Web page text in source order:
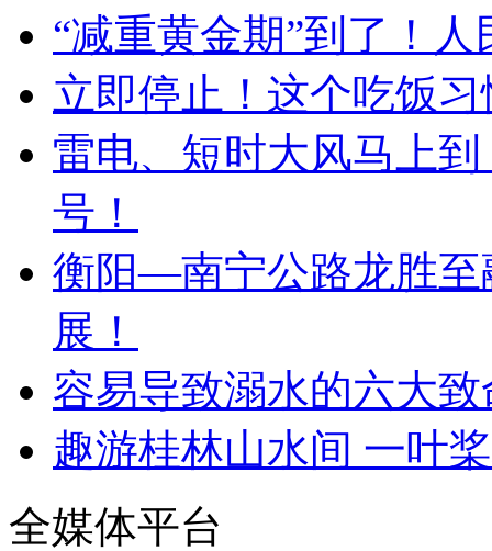
“减重黄金期”到了！
立即停止！这个吃饭
雷电、短时大风马上
号！
衡阳—南宁公路龙胜至
展！
容易导致溺水的六大
趣游桂林山水间 一叶
全媒体平台